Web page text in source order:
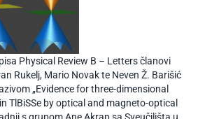
Physical Review B – Letters članovi
Rukelj, Mario Novak te Neven Ž. Barišić
„Evidence for three-dimensional
TlBiSSe by optical and magneto-optical